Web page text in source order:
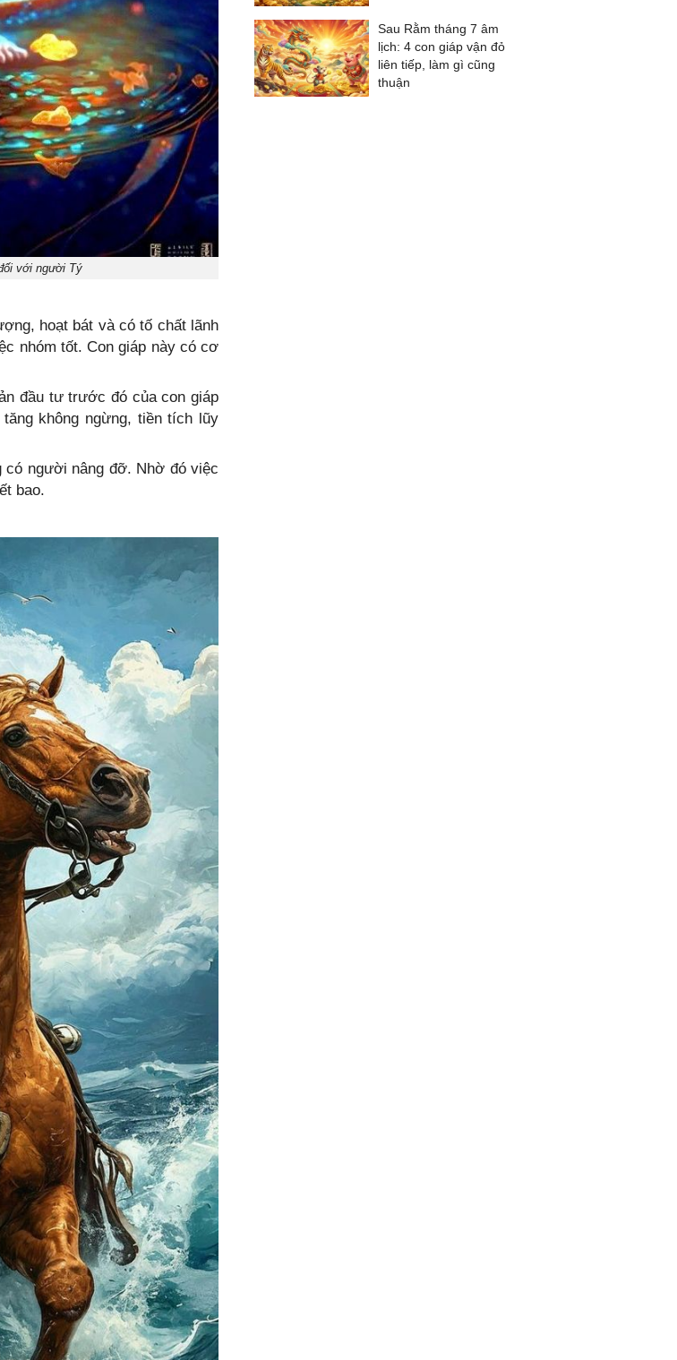
với người Tý
hoạt bát và có tố chất lãnh
nhóm tốt. Con giáp này có cơ
đầu tư trước đó của con giáp
không ngừng, tiền tích lũy
có người nâng đỡ. Nhờ đó việc
bao.
Sau Rằm tháng 7 âm
lịch: 4 con giáp vận đỏ
liên tiếp, làm gì cũng
thuận